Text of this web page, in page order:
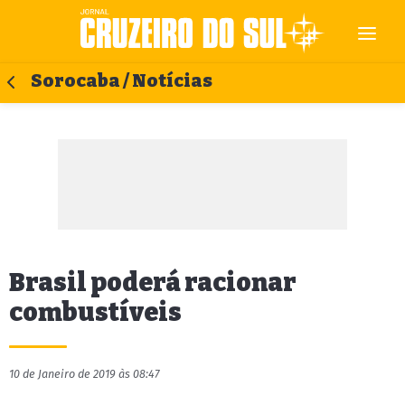
Sorocaba / Notícias
Brasil poderá racionar
combustíveis
10 de Janeiro de 2019 às 08:47